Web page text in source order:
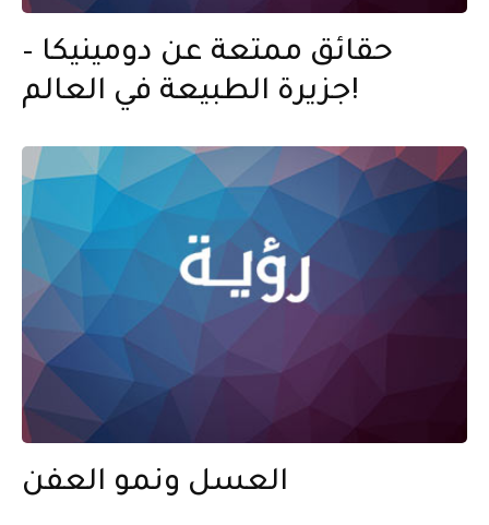
حقائق ممتعة عن دومينيكا –
جزيرة الطبيعة في العالم!
العسل ونمو العفن